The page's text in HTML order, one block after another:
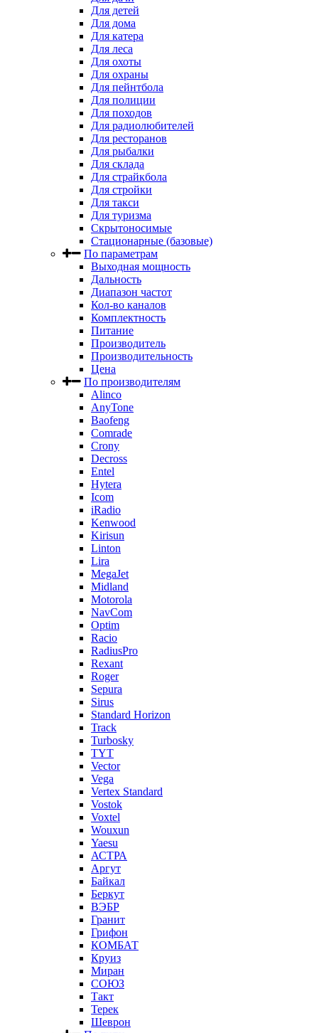
Для детей
Для дома
Для катера
Для леса
Для охоты
Для охраны
Для пейнтбола
Для полиции
Для походов
Для радиолюбителей
Для ресторанов
Для рыбалки
Для склада
Для страйкбола
Для стройки
Для такси
Для туризма
Скрытоносимые
Стационарные (базовые)
По параметрам
Выходная мощность
Дальность
Диапазон частот
Кол-во каналов
Комплектность
Питание
Производитель
Производительность
Цена
По производителям
Alinco
AnyTone
Baofeng
Comrade
Crony
Decross
Entel
Hytera
Icom
iRadio
Kenwood
Kirisun
Linton
Lira
MegaJet
Midland
Motorola
NavCom
Optim
Racio
RadiusPro
Rexant
Roger
Sepura
Sirus
Standard Horizon
Track
Turbosky
TYT
Vector
Vega
Vertex Standard
Vostok
Voxtel
Wouxun
Yaesu
АСТРА
Аргут
Байкал
Беркут
ВЭБР
Гранит
Грифон
КОМБАТ
Круиз
Миран
СОЮЗ
Такт
Терек
Шеврон